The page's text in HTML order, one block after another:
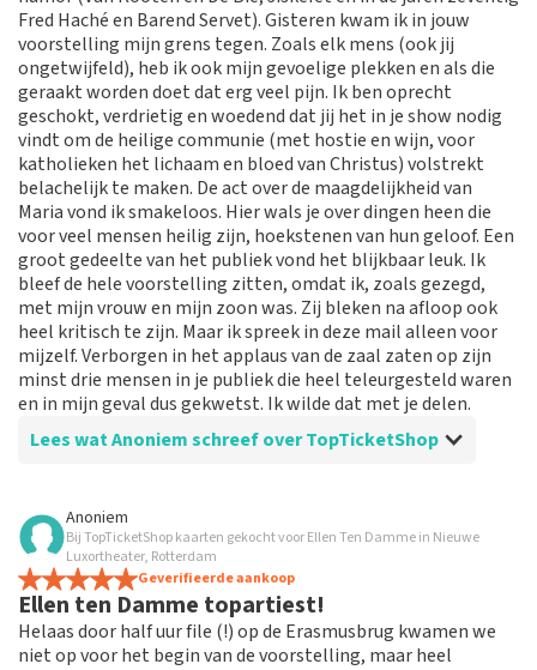
Fred Haché en Barend Servet). Gisteren kwam ik in jouw
voorstelling mijn grens tegen. Zoals elk mens (ook jij
ongetwijfeld), heb ik ook mijn gevoelige plekken en als die
geraakt worden doet dat erg veel pijn. Ik ben oprecht
geschokt, verdrietig en woedend dat jij het in je show nodig
vindt om de heilige communie (met hostie en wijn, voor
katholieken het lichaam en bloed van Christus) volstrekt
belachelijk te maken. De act over de maagdelijkheid van
Maria vond ik smakeloos. Hier wals je over dingen heen die
voor veel mensen heilig zijn, hoekstenen van hun geloof. Een
groot gedeelte van het publiek vond het blijkbaar leuk. Ik
bleef de hele voorstelling zitten, omdat ik, zoals gezegd,
met mijn vrouw en mijn zoon was. Zij bleken na afloop ook
heel kritisch te zijn. Maar ik spreek in deze mail alleen voor
mijzelf. Verborgen in het applaus van de zaal zaten op zijn
minst drie mensen in je publiek die heel teleurgesteld waren
en in mijn geval dus gekwetst. Ik wilde dat met je delen.
Lees wat Anoniem schreef over TopTicketShop
Beoordeling van Anoniem over
Veel te duur. Dubbele prijs tov die in het
theater
Vermijden, veel te duur
Anoniem
Bij TopTicketShop kaarten gekocht voor Ellen Ten Damme in Nieuwe
Luxortheater, Rotterdam
Geverifieerde aankoop
Ellen ten Damme topartiest!
Helaas door half uur file (!) op de Erasmusbrug kwamen we
niet op voor het begin van de voorstelling, maar heel